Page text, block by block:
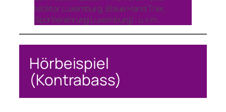
Molitor Luxemburg, Blaue Hand Trier,
Sportlerehrung Luxemburg); u.v.m.
Hörbeispiel
(Kontrabass)